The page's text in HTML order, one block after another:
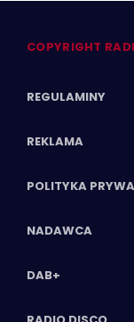
COPYRIGHT
REGULAMINY
REKLAMA
POLITYKA
NADAWCA
DAB+